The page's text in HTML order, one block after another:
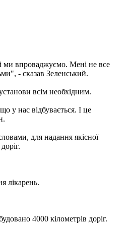
ми впроваджуємо. Мені не все
- сказав Зеленський.
всім необхідним.
у нас відбувається. І це
для надання якісної
лікарень.
4000 кілометрів доріг.